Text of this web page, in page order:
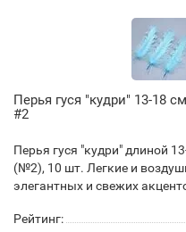
Перья гуся "кудри" 13-18
#2
Перья гуся "кудри" длиной
(№2), 10 шт. Легкие и
элегантных и свежих
Рейтинг: